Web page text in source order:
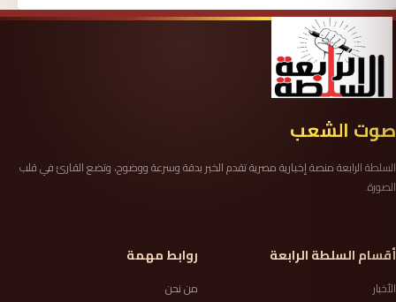
صوت الشعب
السلطة الرابعة منصة إخبارية مصرية تقدم الخبر بدقة وسرعة ووضوح، وتضع القارئ في قلب
الصورة.
أقسام السلطة الرابعة
الأخبار
روابط مهمة
من نحن